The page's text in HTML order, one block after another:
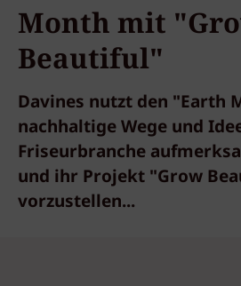
Month mit
Beautiful"
Davines nutzt den "Earth
nachhaltige Wege und
Friseurbranche
und ihr Projekt "Grow
vorzustellen...